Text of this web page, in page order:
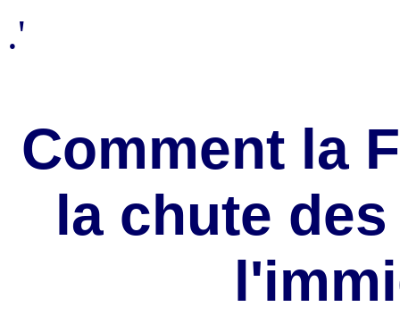
.'
Comment la
la chute